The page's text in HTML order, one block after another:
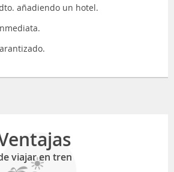
añadiendo un hotel.
viajar en tren